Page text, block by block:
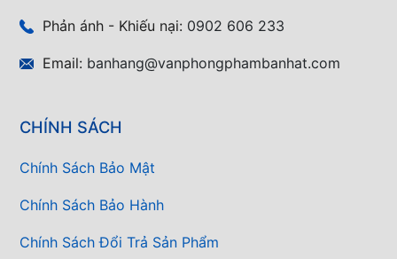
Phản ánh - Khiếu nại: 0902 606 233
Email: banhang@vanphongphambanhat.com
CHÍNH SÁCH
Chính Sách Bảo Mật
Chính Sách Bảo Hành
Chính Sách Đổi Trả Sản Phẩm